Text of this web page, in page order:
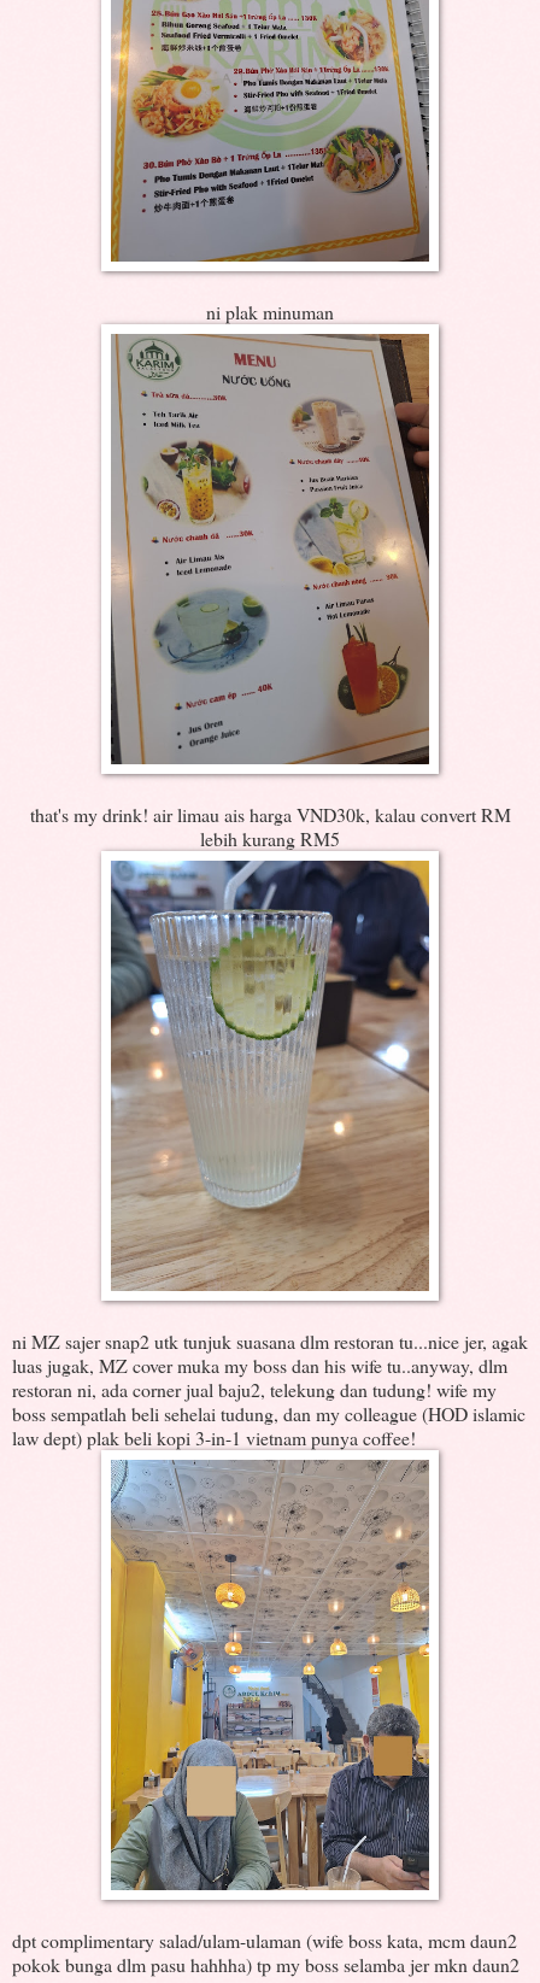
ni plak minuman
that's my drink! air limau ais harga VND30k, kalau convert RM
lebih kurang RM5
ni MZ sajer snap2 utk tunjuk suasana dlm restoran tu...nice jer, agak
luas jugak, MZ cover muka my boss dan his wife tu..anyway, dlm
restoran ni, ada corner jual baju2, telekung dan tudung! wife my
boss sempatlah beli sehelai tudung, dan my colleague (HOD islamic
law dept) plak beli kopi 3-in-1 vietnam punya coffee!
dpt complimentary salad/ulam-ulaman (wife boss kata, mcm daun2
pokok bunga dlm pasu hahhha) tp my boss selamba jer mkn daun2